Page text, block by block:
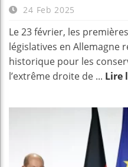
24 Feb 2025
Le 23 février, les
législatives en Allemagne
historique pour les
l’extrême droite de ... Lire